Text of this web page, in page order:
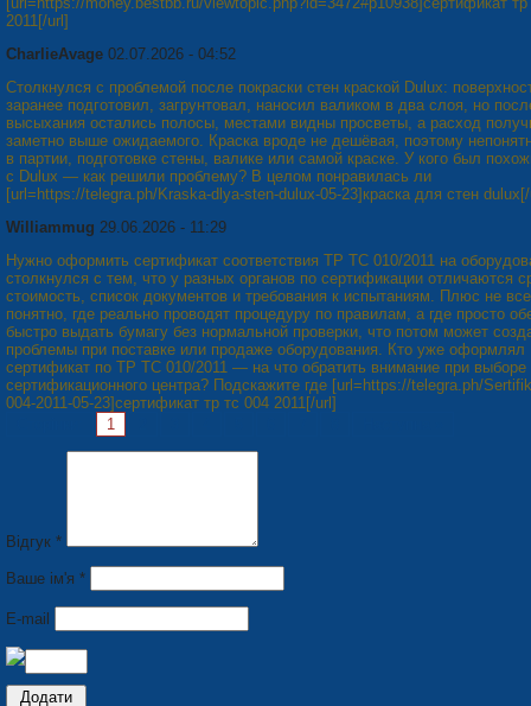
2011[/url]
CharlieAvage 02.07.2026 - 04:52
Столкнулся с проблемой после покраски стен краской Dulux:
заранее подготовил, загрунтовал, наносил валиком в два слоя, но
высыхания остались полосы, местами видны просветы, а расход
заметно выше ожидаемого. Краска вроде не дешёвая, поэтому
в партии, подготовке стены, валике или самой краске. У кого был
с Dulux — как решили проблему? В целом понравилась ли
[url=https://telegra.ph/Kraska-dlya-sten-dulux-05-23]краска для стен
Williammug 29.06.2026 - 11:29
Нужно оформить сертификат соответствия ТР ТС 010/2011 на
столкнулся с тем, что у разных органов по сертификации отличаются
стоимость, список документов и требования к испытаниям. Плюс не
понятно, где реально проводят процедуру по правилам, а где просто
быстро выдать бумагу без нормальной проверки, что потом может
проблемы при поставке или продаже оборудования. Кто уже оформлял
сертификат по ТР ТС 010/2011 — на что обратить внимание при выборе
сертификационного центра? Подскажите где [url=https://telegra.ph/
004-2011-05-23]сертификат тр тс 004 2011[/url]
1
Відгук *
Ваше ім'я *
E-mail